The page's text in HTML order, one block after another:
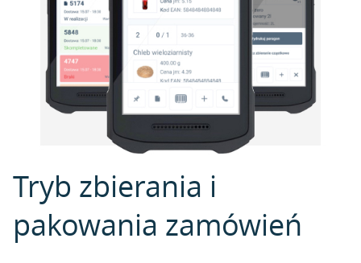
Tryb zbierania i
pakowania zamówień